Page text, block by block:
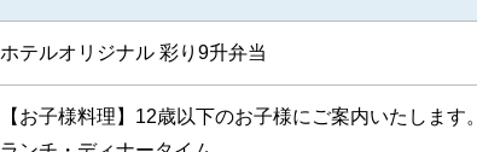
ホテルオリジナル 彩り9升弁当
【お子様料理】12歳以下のお子様にご案内いたします。